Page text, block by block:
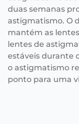
duas semanas
astigmatismo. O
mantém as
lentes de
estáveis durante
o astigmatismo
ponto para uma